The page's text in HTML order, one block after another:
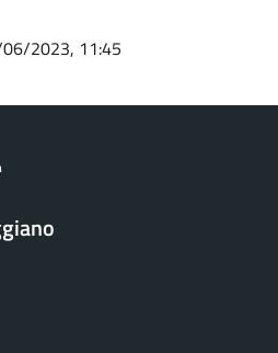
2023, 11:45